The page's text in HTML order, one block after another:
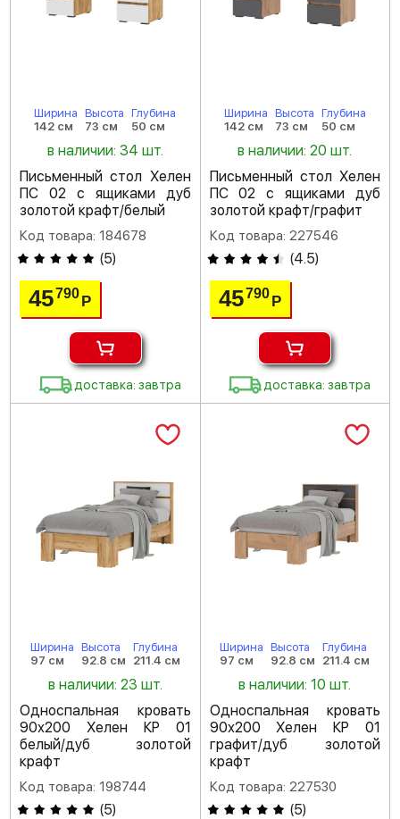
Ширина
142 см
Высота
73 см
Глубина
50 см
в наличии: 34 шт.
Письменный стол Хелен
ПС 02 с ящиками дуб
золотой крафт/белый
Код товара: 184678
(5)
45790Р
доставка: завтра
Ширина
142 см
Высота
73 см
Глубина
50 см
в наличии: 20 шт.
Письменный стол Хелен
ПС 02 с ящиками дуб
золотой крафт/графит
Код товара: 227546
(4.5)
45790 Р
доставка: завтра
Ширина
97 см
Высота
92.8 см
Глубина
211.4 см
в наличии: 23 шт.
Односпальная кровать
90х200 Хелен КР 01
белый/дуб золотой
крафт
Код товара: 198744
(5)
Ширина
97 см
Высота
92.8 см
Глубина
211.4 см
в наличии: 10 шт.
Односпальная кровать
90х200 Хелен КР 01
графит/дуб золотой
крафт
Код товара: 227530
(5)